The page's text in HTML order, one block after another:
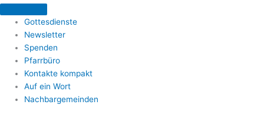
Zum
springen
Gottesdienste
Newsletter
Spenden
Pfarrbüro
Kontakte kompakt
Auf ein Wort
Nachbargemeinden